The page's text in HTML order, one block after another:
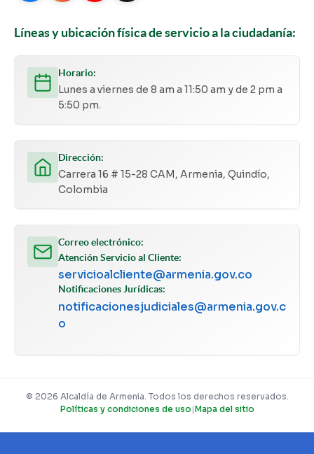
Líneas y ubicación física de servicio a la ciudadanía:
Horario:
Lunes a viernes de 8 am a 11:50 am y de 2 pm a
5:50 pm.
Dirección:
Carrera 16 # 15-28 CAM, Armenia, Quindío,
Colombia
Correo electrónico:
Atención Servicio al Cliente:
servicioalcliente@armenia.gov.co
Notificaciones Jurídicas:
notificacionesjudiciales@armenia.gov.c
o
© 2026 Alcaldía de Armenia. Todos los derechos reservados.
Políticas y condiciones de uso |Mapa del sitio